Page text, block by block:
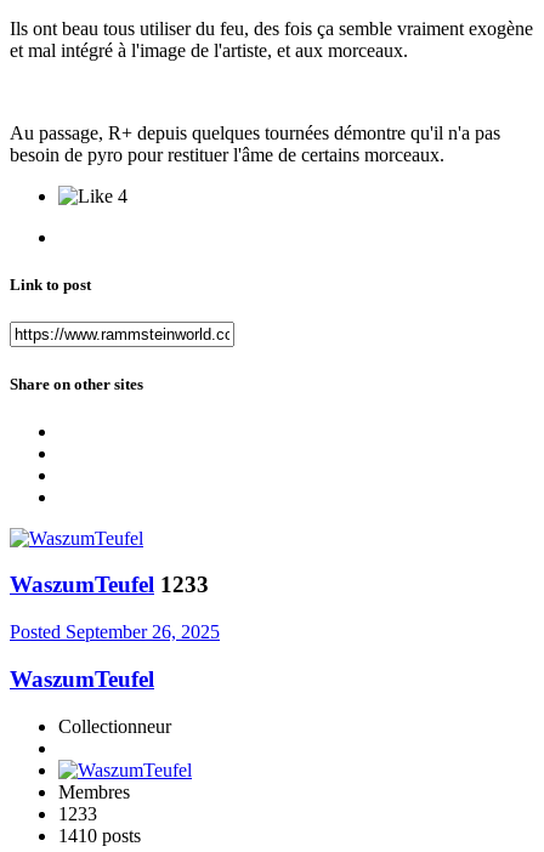
Ils ont beau tous utiliser du feu, des fois ça semble vraiment exogène
et mal intégré à l'image de l'artiste, et aux morceaux.
Au passage, R+ depuis quelques tournées démontre qu'il n'a pas
besoin de pyro pour restituer l'âme de certains morceaux.
4
Link to post
Share on other sites
WaszumTeufel 1233
Posted September 26, 2025
WaszumTeufel
Collectionneur
Membres
1233
1410 posts